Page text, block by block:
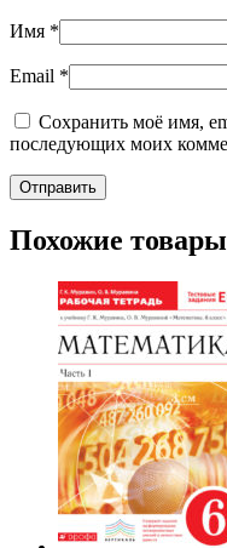
Имя *
Email *
Сохранить моё имя,
последующих моих
Похожие товары